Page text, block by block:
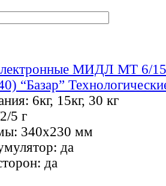
электронные МИДЛ МТ
“Базар”
6кг, 15кг, 30 кг
5 г
340х230 мм
да
да